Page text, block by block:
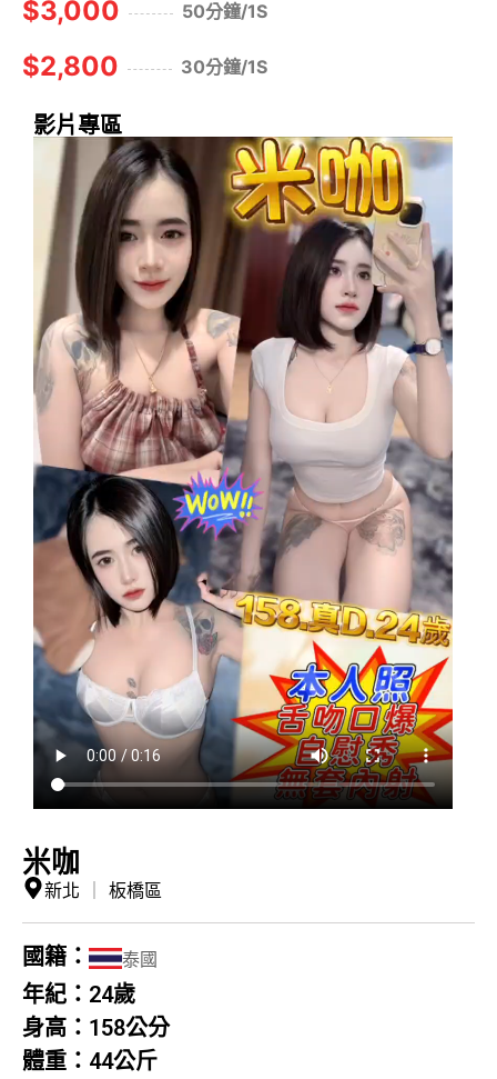
$3,000 50分鐘/1S
$2,800 30分鐘/1S
影片專區
米咖
新北 板橋區
國籍： 泰國
年紀： 24歲
身高： 158公分
體重： 44公斤